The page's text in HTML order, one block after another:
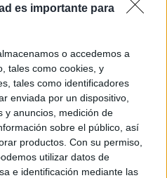
es importante para
o accedemos a
tales como cookies, y
tales como identificadores
enviada por un dispositivo,
y anuncios, medición de
sobre el público, así
productos. Con su permiso,
utilizar datos de
e identificación mediante las